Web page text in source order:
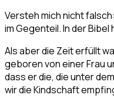
Versteh mich nicht
im Gegenteil. In der Bibel
Als aber die Zeit erfüllt
geboren von einer Frau
dass er die, die unter
wir die Kindschaft